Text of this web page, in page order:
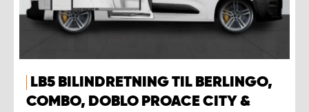
LB5 BILINDRETNING TIL BERLINGO,
COMBO, DOBLO PROACE CITY &